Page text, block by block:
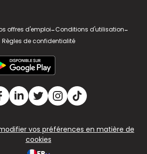
offres d'emploi-Conditions d'utilisation-
Règles de confidentialité
vos préférences en matière de
cookies